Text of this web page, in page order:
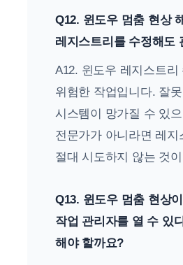
Q12. 윈도우 멈춤 현상
레지스트리를 수정해도
A12. 윈도우 레지스트리
위험한 작업입니다. 잘
시스템이 망가질 수 있
전문가가 아니라면 레지
절대 시도하지 않는 것
Q13. 윈도우 멈춤 현상
작업 관리자를 열 수 있
해야 할까요?